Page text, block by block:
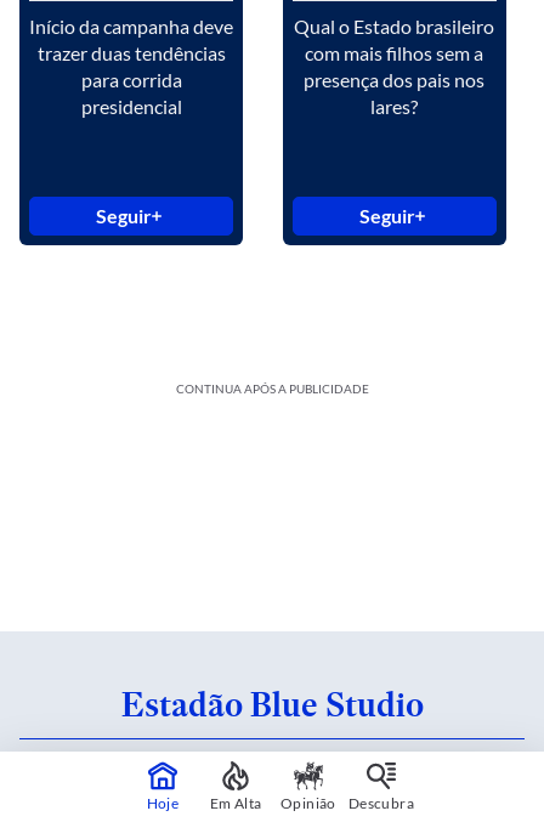
Início da campanha deve
trazer duas tendências
para corrida
presidencial
Seguir
Qual o Estado brasileiro
com mais filhos sem a
presença dos pais nos
lares?
Seguir
CONTINUA APÓS A PUBLICIDADE
Estadão Blue Studio
Conteúdo criado em parceria com patrocinadores.
Saiba mais
Hoje Em Alta Opinião Descubra